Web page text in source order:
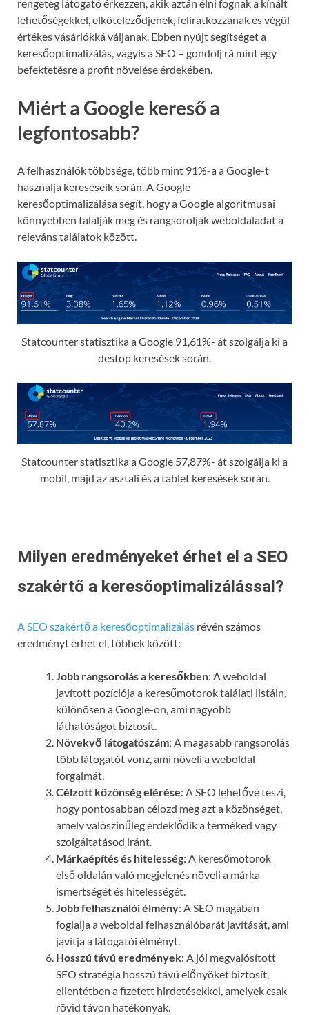
rengeteg látogató érkezzen, akik aztán élni fognak a kínált
lehetőségekkel, elköteleződjenek, feliratkozzanak és végül
értékes vásárlókká váljanak. Ebben nyújt segítséget a
keresőoptimalizálás, vagyis a SEO – gondolj rá mint egy
befektetésre a profit növelése érdekében.
Miért a Google kereső a
legfontosabb?
A felhasználók többsége, több mint 91%-a a Google-t
használja kereséseik során. A Google
keresőoptimalizálása segít, hogy a Google algoritmusai
könnyebben találják meg és rangsorolják weboldaladat a
releváns találatok között.
Statcounter statisztika a Google 91,61%- át szolgálja ki a
destop keresések során.
Statcounter statisztika a Google 57,87%- át szolgálja ki a
mobil, majd az asztali és a tablet keresések során.
Milyen eredményeket érhet el a SEO
szakértő a keresőoptimalizálással?
A SEO szakértő a keresőoptimalizálás révén számos
eredményt érhet el, többek között:
Jobb rangsorolás a keresőkben: A weboldal
javított pozíciója a keresőmotorok találati listáin,
különösen a Google-on, ami nagyobb
láthatóságot biztosít.
Növekvő látogatószám: A magasabb rangsorolás
több látogatót vonz, ami növeli a weboldal
forgalmát.
Célzott közönség elérése: A SEO lehetővé teszi,
hogy pontosabban célozd meg azt a közönséget,
amely valószínűleg érdeklődik a terméked vagy
szolgáltatásod iránt.
Márkaépítés és hitelesség: A keresőmotorok
első oldalán való megjelenés növeli a márka
ismertségét és hitelességét.
Jobb felhasználói élmény: A SEO magában
foglalja a weboldal felhasználóbarát javítását, ami
javítja a látogatói élményt.
Hosszú távú eredmények: A jól megvalósított
SEO stratégia hosszú távú előnyöket biztosít,
ellentétben a fizetett hirdetésekkel, amelyek csak
rövid távon hatékonyak.